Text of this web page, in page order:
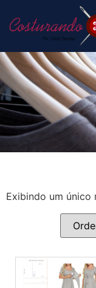
Exibindo um único